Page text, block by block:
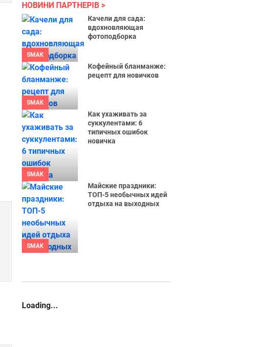
НОВИНИ ПАРТНЕРІВ
SMAK
Качели для сада:
вдохновляющая
фотоподборка
SMAK
Кофейный бланманже:
рецепт для новичков
SMAK
Как ухаживать за
суккулентами: 6
типичных ошибок
новичка
SMAK
Майские праздники:
ТОП-5 необычных идей
отдыха на выходных
Loading...